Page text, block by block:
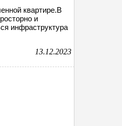
квартире.В
и
инфраструктура
13.12.2023